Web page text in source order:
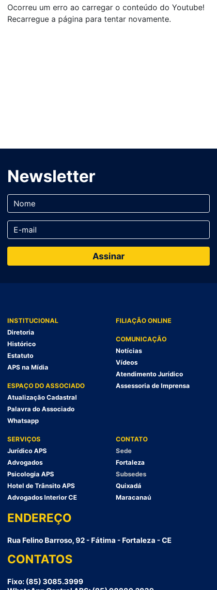
Ocorreu um erro ao carregar o conteúdo do Youtube!
Recarregue a página para tentar novamente.
Newsletter
INSTITUCIONAL
Diretoria
Histórico
Estatuto
APS na Mídia
ESPAÇO DO ASSOCIADO
Atualização Cadastral
Palavra do Associado
Whatsapp
FILIAÇÃO ONLINE
COMUNICAÇÃO
Notícias
Vídeos
Atendimento Jurídico
Assessoria de Imprensa
SERVIÇOS
Jurídico APS
Advogados
Psicologia APS
Hotel de Trânsito APS
Advogados Interior CE
CONTATO
Sede
Fortaleza
Subsedes
Quixadá
Maracanaú
ENDEREÇO
Rua Felino Barroso, 92 - Fátima - Fortaleza - CE
CONTATOS
Fixo: (85) 3085.3999